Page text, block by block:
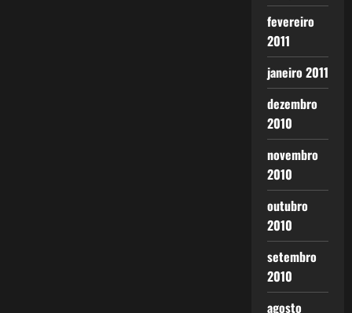
fevereiro
2011
janeiro 2011
dezembro
2010
novembro
2010
outubro
2010
setembro
2010
agosto